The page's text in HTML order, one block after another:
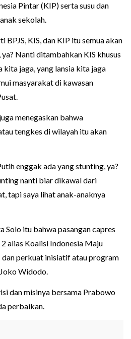
Pintar (KIP) serta susu dan
sekolah.
KIS, dan KIP itu semua akan
Nanti ditambahkan KIS khusus
kita jaga, yang lansia kita jaga
masyarakat di kawasan
menegaskan bahwa
tengkes di wilayah itu akan
enggak ada yang stunting, ya?
nanti biar dikawal dari
tapi saya lihat anak-anaknya
Solo itu bahwa pasangan capres
alias Koalisi Indonesia Maju
perkuat inisiatif atau program
Widodo.
dan misinya bersama Prabowo
perbaikan.